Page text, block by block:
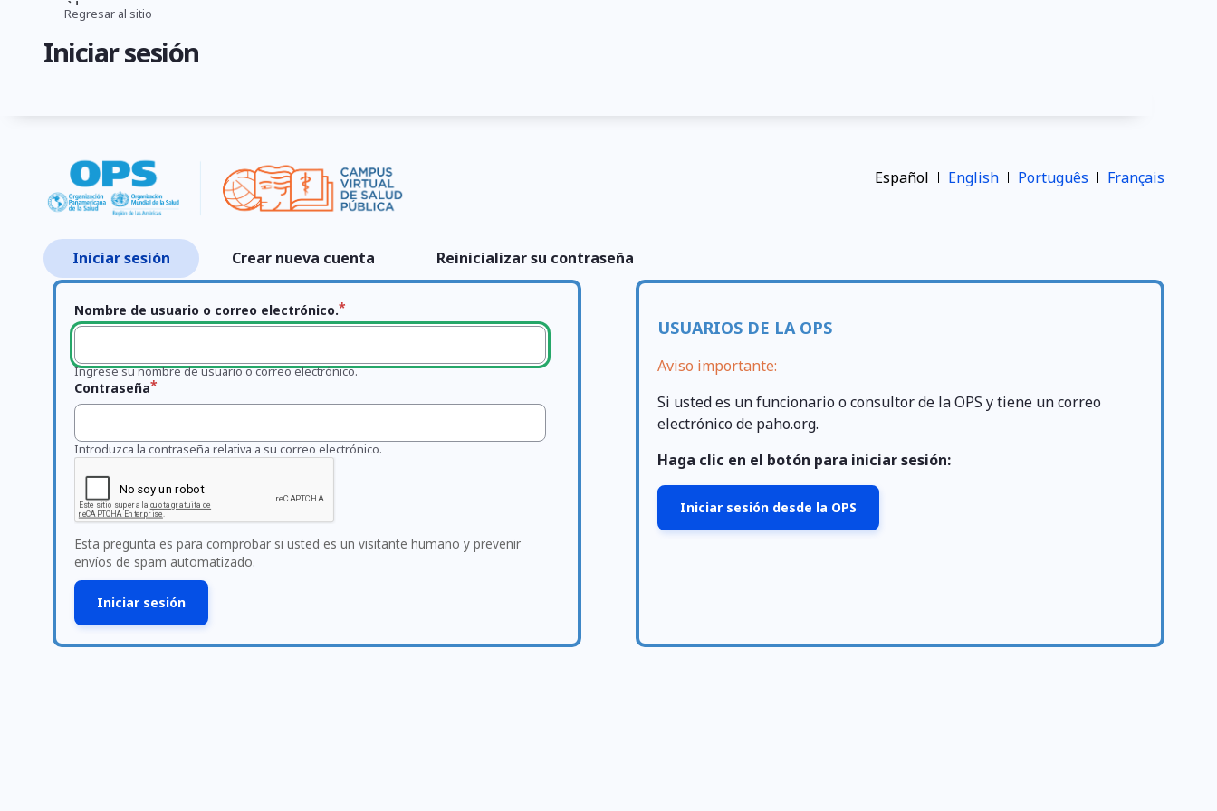
contenido
Ruta
de
Regresar al sitio
Iniciar sesión
Español English Português Français
Primary
tabs
Iniciar sesión Crear nueva cuenta Reinicializar su contraseña
Nombre de usuario o correo electrónico.
Ingrese su nombre de usuario o correo electrónico.
Contraseña
Introduzca la contraseña relativa a su correo electrónico.
Esta pregunta es para comprobar si usted es un visitante humano y prevenir
envíos de spam automatizado.
USUARIOS DE LA OPS
Aviso importante:
Si usted es un funcionario o consultor de la OPS y tiene un correo
electrónico de paho.org.
Haga clic en el botón para iniciar sesión:
Iniciar sesión desde la OPS